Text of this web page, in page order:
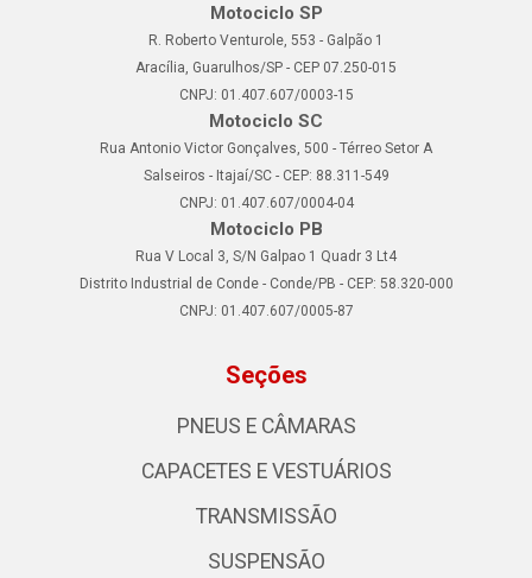
Motociclo SP
R. Roberto Venturole, 553 - Galpão 1
Aracília, Guarulhos/SP - CEP 07.250-015
CNPJ: 01.407.607/0003-15
Motociclo SC
Rua Antonio Victor Gonçalves, 500 - Térreo Setor A
Salseiros - Itajaí/SC - CEP: 88.311-549
CNPJ: 01.407.607/0004-04
Motociclo PB
Rua V Local 3, S/N Galpao 1 Quadr 3 Lt4
Distrito Industrial de Conde - Conde/PB - CEP: 58.320-000
CNPJ: 01.407.607/0005-87
Seções
PNEUS E CÂMARAS
CAPACETES E VESTUÁRIOS
TRANSMISSÃO
SUSPENSÃO